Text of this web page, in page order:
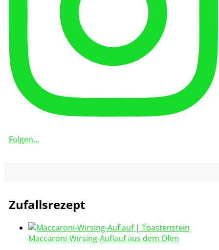
Folgen...
Zufallsrezept
Maccaroni-Wirsing-Auflauf aus dem Ofen